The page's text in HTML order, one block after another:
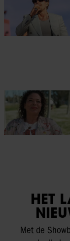
HET
Met de